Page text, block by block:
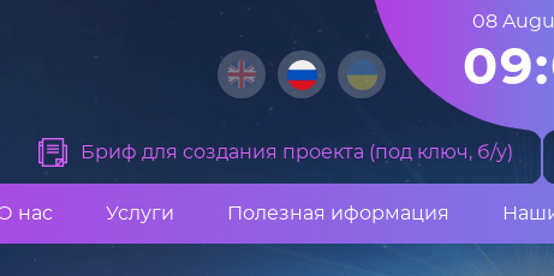
08
Бриф для создания проекта (под ключ, б/у)
нас Услуги Полезная иформация